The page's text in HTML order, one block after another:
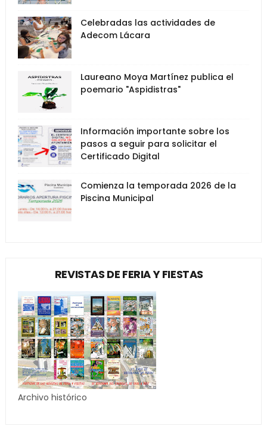
Celebradas las actividades de
Adecom Lácara
Laureano Moya Martínez publica el
poemario "Aspidistras"
Información importante sobre los
pasos a seguir para solicitar el
Certificado Digital
Comienza la temporada 2026 de la
Piscina Municipal
REVISTAS DE FERIA Y FIESTAS
Archivo histórico